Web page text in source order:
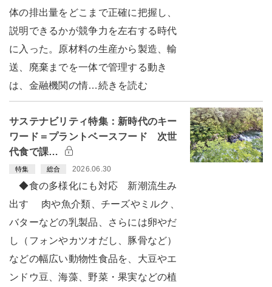
体の排出量をどこまで正確に把握し、
説明できるかが競争力を左右する時代
に入った。原材料の生産から製造、輸
送、廃棄までを一体で管理する動き
は、金融機関の情…続きを読む
サステナビリティ特集：新時代のキー
ワード＝プラントベースフード 次世
代食で課…
特集 総合 2026.06.30
◆食の多様化にも対応 新潮流生み
出す 肉や魚介類、チーズやミルク、
バターなどの乳製品、さらには卵やだ
し（フォンやカツオだし、豚骨など）
などの幅広い動物性食品を、大豆やエ
ンドウ豆、海藻、野菜・果実などの植